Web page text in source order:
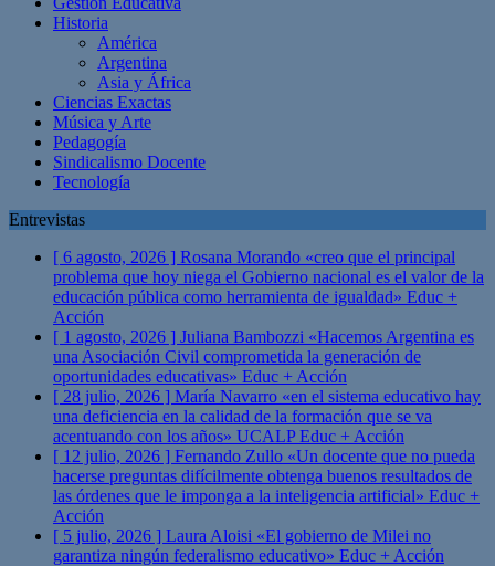
Historia
América
Argentina
Asia y África
Ciencias Exactas
Música y Arte
Pedagogía
Sindicalismo Docente
Tecnología
Entrevistas
[ 6 agosto, 2026 ] Rosana Morando «creo que el principal
problema que hoy niega el Gobierno nacional es el valor de la
educación pública como herramienta de igualdad» Educ +
Acción
[ 1 agosto, 2026 ] Juliana Bambozzi «Hacemos Argentina es
una Asociación Civil comprometida la generación de
oportunidades educativas» Educ + Acción
[ 28 julio, 2026 ] María Navarro «en el sistema educativo hay
una deficiencia en la calidad de la formación que se va
acentuando con los años» UCALPEduc + Acción
[ 12 julio, 2026 ] Fernando Zullo «Un docente que no pueda
hacerse preguntas difícilmente obtenga buenos resultados de
las órdenes que le imponga a la inteligencia artificial» Educ +
Acción
[ 5 julio, 2026 ] Laura Aloisi «El gobierno de Milei no
garantiza ningún federalismo educativo» Educ + Acción